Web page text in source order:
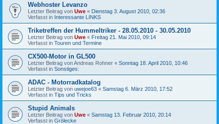
Webhoster Levanzo
Letzter Beitrag von Uwe « Dienstag 3. August 2010, 02:36
Verfasst in Interessante LINKS
Triketreffen der Hummeltriker - 28.05.2010 - 30.05.2010
Letzter Beitrag von Uwe « Freitag 21. Mai 2010, 09:14
Verfasst in Touren und Termine
CX500-Motor in GL500
Letzter Beitrag vonAndreas Rohner « Sonntag 18. April 2010, 10:46
Verfasst in Sonstiges:
ADAC - Motorradkatalog
Letzter Beitrag von uwejoe63 « Samstag 6. März 2010, 17:52
Verfasst in Tips und Tricks
Stupid Animals
Letzter Beitrag von Uwe « Samstag 13. Februar 2010, 20:14
Verfasst in Grölecke